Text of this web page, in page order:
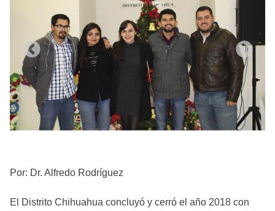
Por: Dr. Alfredo Rodríguez
El Distrito Chihuahua concluyó y cerró el año 2018 con